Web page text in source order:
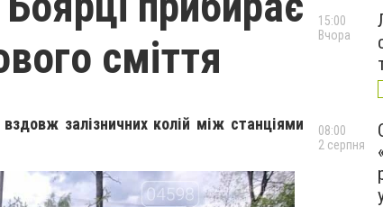
сміття
залізничних колій між станціями
15:00
Вчора
08:00
2 серпня